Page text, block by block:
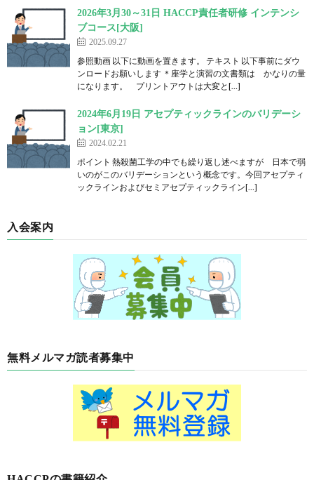
2026年3月30～31日 HACCP責任者研修 インテンシ
ブコース[大阪]
2025.09.27
参照動画 以下に動画を置きます。 テキスト 以下事前にダウ
ンロードお願いします ＊座学と演習の文書類は かなりの量
になります。 プリントアウトは大変と[…]
2024年6月19日 アセプティックラインのバリデーシ
ョン[東京]
2024.02.21
ポイント 熱殺菌工学の中でも繰り返し述べますが 日本で弱
いのがこのバリデーションという概念です。今回アセプティ
ックラインおよびセミアセプティックライン[…]
入会案内
無料メルマガ読者募集中